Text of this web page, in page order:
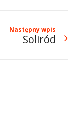
Następny wpis
Soliród